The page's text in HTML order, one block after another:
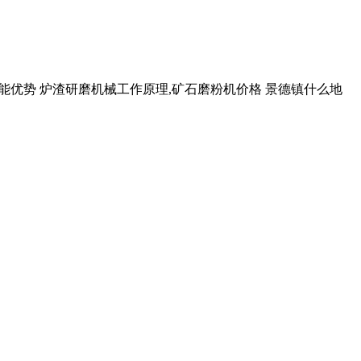
优势 炉渣研磨机械工作原理,矿石磨粉机价格 景德镇什么地